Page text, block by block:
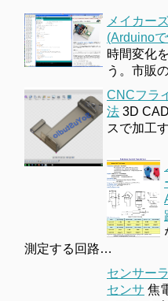
メイカー
(Arduino
時間変化
う。市販
CNCフラ
法 3D
スで加工
測定する回路…
センサー
センサ 焦